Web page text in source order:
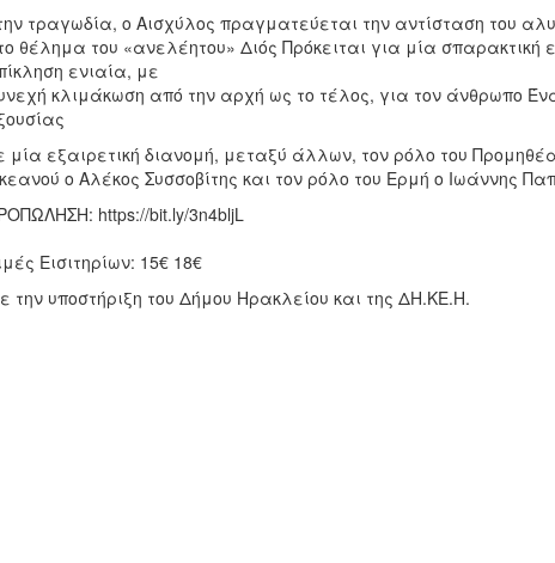
τραγωδία, ο Αισχύλος πραγματεύεται την αντίσταση του
θέλημα του «ανελέητου» Διός Πρόκειται για μία
ενιαία, με
κλιμάκωση από την αρχή ως το τέλος, για τον άνθρωπο
μία εξαιρετική διανομή, μεταξύ άλλων, τον ρόλο του
ο Αλέκος Συσσοβίτης και τον ρόλο του Ερμή ο Ιωάννης
https://bit.ly/3n4bljL
Εισιτηρίων: 15€ 18€
την υποστήριξη του Δήμου Ηρακλείου και της ΔΗ.ΚΕ.Η.